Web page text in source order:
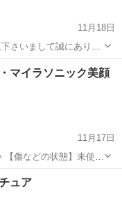
11月18日
さいまして誠にありが
まで宣伝としての掲載
マイラソニック美顔
11月17日
【傷などの状態】未使用
全くありません。 【ア
的に使用できます。 美
ュア